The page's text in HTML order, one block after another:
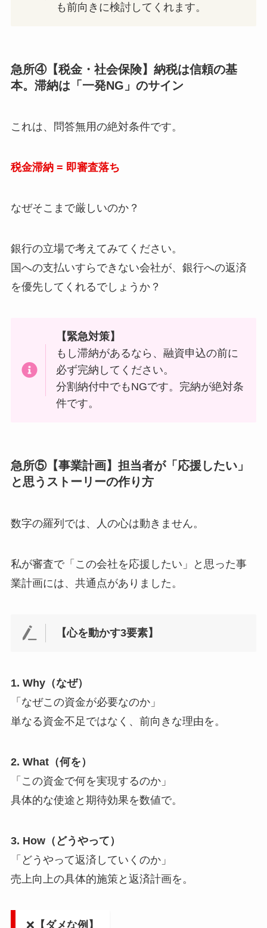
も前向きに検討してくれます。
急所④【税金・社会保険】納税は信頼の基
本。滞納は「一発NG」のサイン
これは、問答無用の絶対条件です。
税金滞納 = 即審査落ち
なぜそこまで厳しいのか？
銀行の立場で考えてみてください。
国への支払いすらできない会社が、銀行への返済
を優先してくれるでしょうか？
【緊急対策】
もし滞納があるなら、融資申込の前に
必ず完納してください。
分割納付中でもNGです。完納が絶対条
件です。
急所⑤【事業計画】担当者が「応援したい」
と思うストーリーの作り方
数字の羅列では、人の心は動きません。
私が審査で「この会社を応援したい」と思った事
業計画には、共通点がありました。
【心を動かす3要素】
1. Why（なぜ）
「なぜこの資金が必要なのか」
単なる資金不足ではなく、前向きな理由を。
2. What（何を）
「この資金で何を実現するのか」
具体的な使途と期待効果を数値で。
3. How（どうやって）
「どうやって返済していくのか」
売上向上の具体的施策と返済計画を。
❌ 【ダメな例】